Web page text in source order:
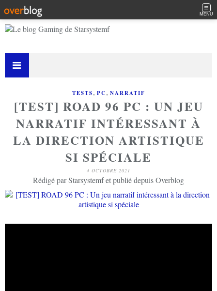
MENU
TESTS, PC, NARRATIF
[TEST] ROAD 96 PC : UN JEU
NARRATIF INTÉRESSANT À
LA DIRECTION ARTISTIQUE
SI SPÉCIALE
4 OCTOBRE 2021
Rédigé par Starsystemf et publié depuis Overblog